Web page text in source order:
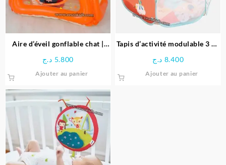
Aire d’éveil gonflable chat |
5.800 د.ج
Ajouter au panier
Tapis d’activité modulable 3 en
8.400 د.ج
Ajouter au panier